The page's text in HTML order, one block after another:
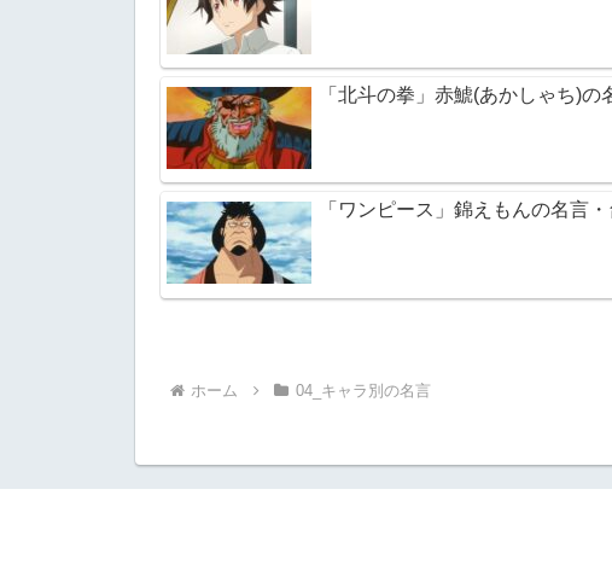
「北斗の拳」赤鯱(あかしゃち)の
「ワンピース」錦えもんの名言
ホーム 04_キャラ別の名言